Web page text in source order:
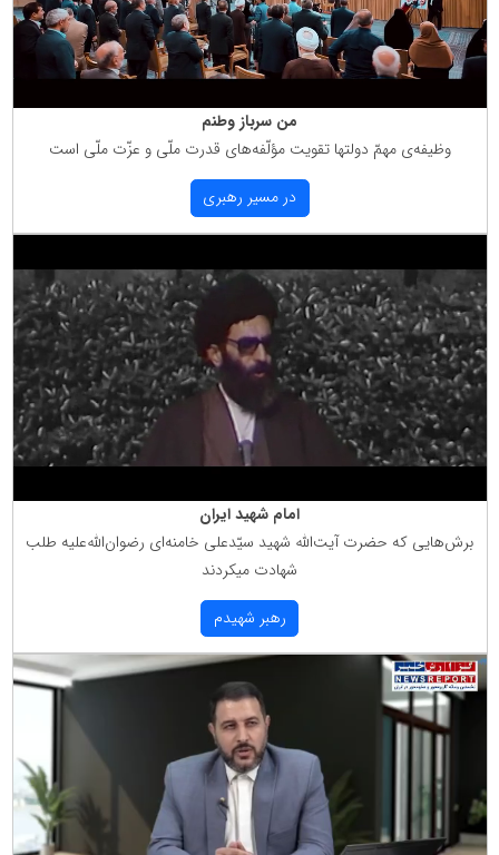
من سرباز وطنم
وظیفه‌ی مهمّ دولتها تقویت مؤلّفه‌های قدرت ملّی و عزّت ملّی است
در مسیر رهبری
امام شهید ایران
برش‌هایی كه حضرت آیت‌الله شهید سیّدعلی خامنه‌ای رضوان‌الله‌علیه طلب
شهادت میكردند
رهبر شهیدم